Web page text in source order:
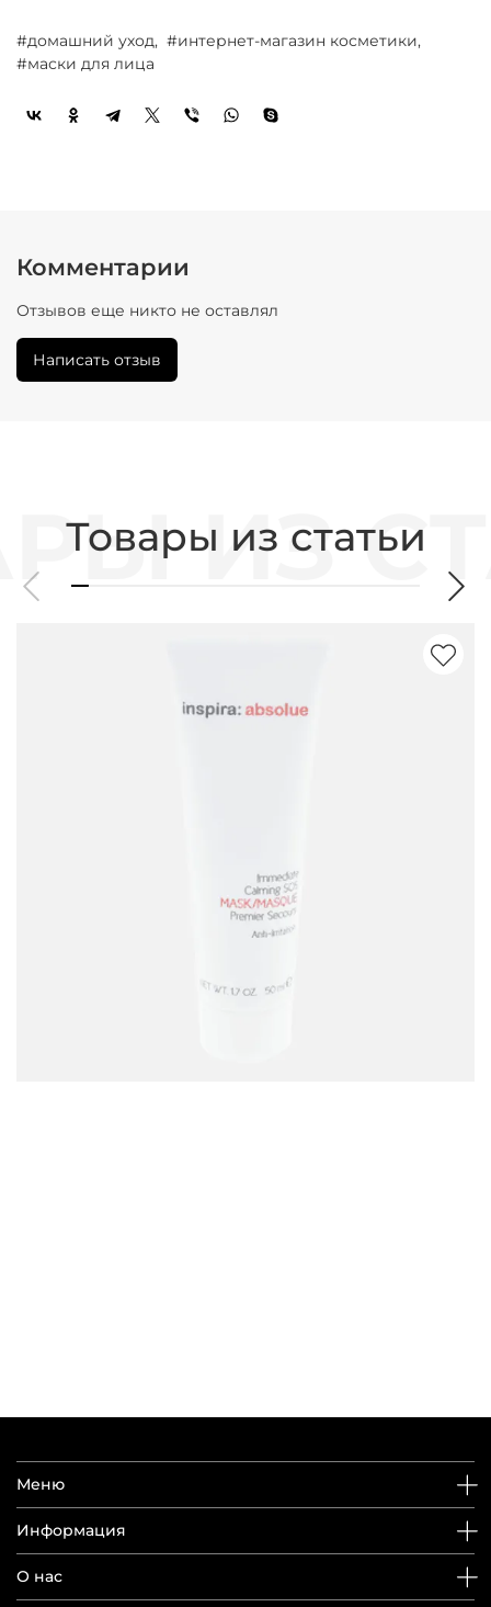
#домашний уход, #интернет-магазин косметики,
#маски для лица
Комментарии
Отзывов еще никто не оставлял
Написать отзыв
Товары из статьи
Меню
Информация
О нас